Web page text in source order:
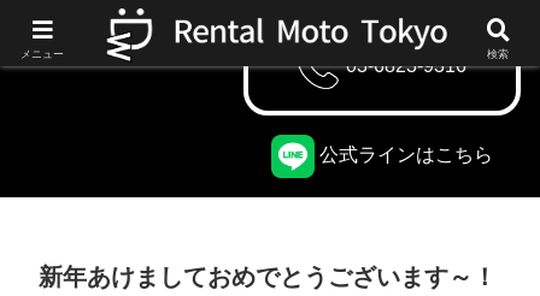
03-6823-9316
公式ラインはこちら
新年あけましておめでとうございます～！
メニュー 検索